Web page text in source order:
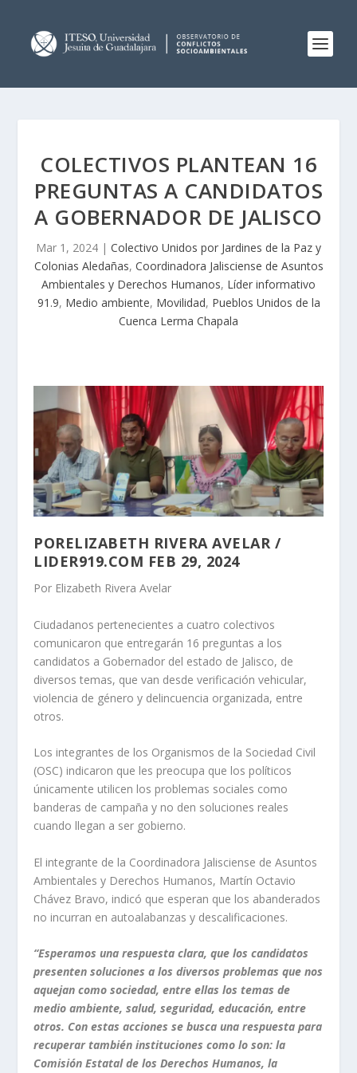
COLECTIVOS PLANTEAN 16
PREGUNTAS A CANDIDATOS
A GOBERNADOR DE JALISCO
Mar 1, 2024 | Colectivo Unidos por Jardines de la Paz y
Colonias Aledañas, Coordinadora Jalisciense de Asuntos
Ambientales y Derechos Humanos, Líder informativo
91.9, Medio ambiente, Movilidad, Pueblos Unidos de la
Cuenca Lerma Chapala
PORELIZABETH RIVERA AVELAR /
LIDER919.COM FEB 29, 2024
Por Elizabeth Rivera Avelar
Ciudadanos pertenecientes a cuatro colectivos
comunicaron que entregarán 16 preguntas a los
candidatos a Gobernador del estado de Jalisco, de
diversos temas, que van desde verificación vehicular,
violencia de género y delincuencia organizada, entre
otros.
Los integrantes de los Organismos de la Sociedad Civil
(OSC) indicaron que les preocupa que los políticos
únicamente utilicen los problemas sociales como
banderas de campaña y no den soluciones reales
cuando llegan a ser gobierno.
El integrante de la Coordinadora Jalisciense de Asuntos
Ambientales y Derechos Humanos, Martín Octavio
Chávez Bravo, indicó que esperan que los abanderados
no incurran en autoalabanzas y descalificaciones.
“Esperamos una respuesta clara, que los candidatos
presenten soluciones a los diversos problemas que nos
aquejan como sociedad, entre ellas los temas de
medio ambiente, salud, seguridad, educación, entre
otros. Con estas acciones se busca una respuesta para
recuperar también instituciones como lo son: la
Comisión Estatal de los Derechos Humanos, la